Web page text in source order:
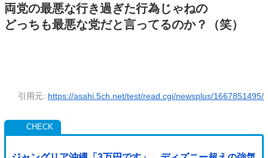
両党の最悪な行き過ぎた行為じゃねの
どっちも最悪な党だと言ってるのか？（笑）
引用元: https://asahi.5ch.net/test/read.cgi/newsplus/1667851495/